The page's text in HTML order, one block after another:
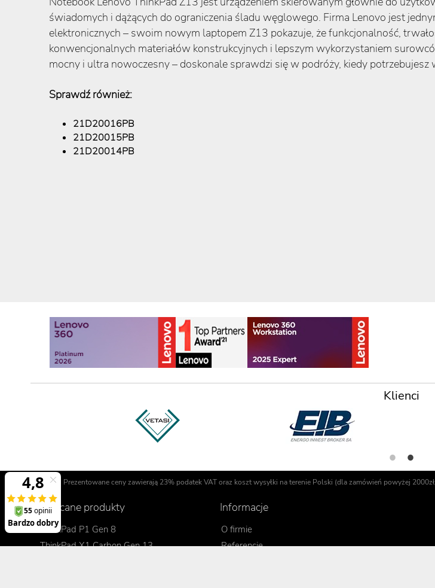
świadomych i dążących do ograniczenia śladu węglowego. Firma Lenovo jest
elektronicznych – swoim nowym laptopem Z13 pokazuje, że funkcjonalność,
konwencjonalnych materiałów konstrukcyjnych i lepszym wykorzystaniem
mocny i ultra nowoczesny – doskonale sprawdzi się w podróży, kiedy
Sprawdź również:
21D20016PB
21D20015PB
21D20014PB
Klienci
Prezentowane ceny zawierają 23% podatek VAT oraz koszt wysyłki na terenie Polski (dla zamówień powyżej
Polecane produkty
ThinkPad P1 Gen 8
ThinkPad X1 Carbon Gen 13
Informacje
O firmie
Referencje